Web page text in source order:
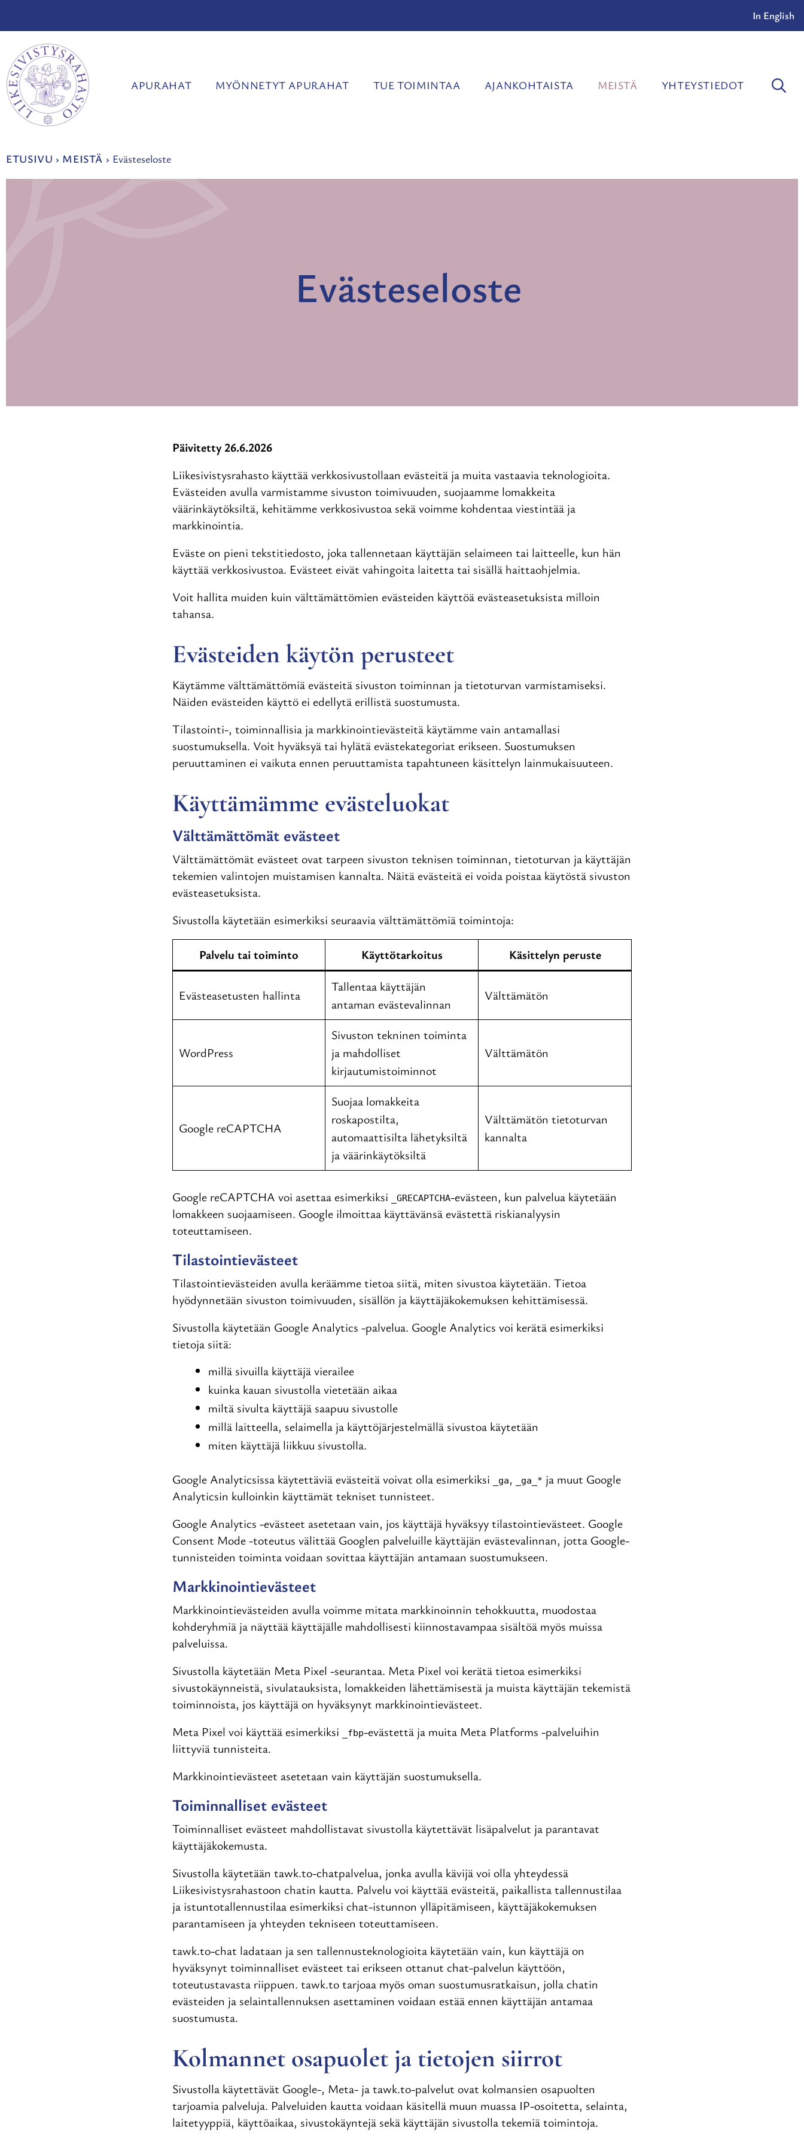
In English
APURAHAT MYÖNNETYT APURAHAT TUE TOIMINTAA AJANKOHTAISTA MEISTÄ YHTEYSTIEDOT
ETUSIVU › MEISTÄ › Evästeseloste
Evästeseloste
Päivitetty 26.6.2026
Liikesivistysrahasto käyttää verkkosivustollaan evästeitä ja muita vastaavia teknologioita.
Evästeiden avulla varmistamme sivuston toimivuuden, suojaamme lomakkeita
väärinkäytöksiltä, kehitämme verkkosivustoa sekä voimme kohdentaa viestintää ja
markkinointia.
Eväste on pieni tekstitiedosto, joka tallennetaan käyttäjän selaimeen tai laitteelle, kun hän
käyttää verkkosivustoa. Evästeet eivät vahingoita laitetta tai sisällä haittaohjelmia.
Voit hallita muiden kuin välttämättömien evästeiden käyttöä evästeasetuksista milloin
tahansa.
Evästeiden käytön perusteet
Käytämme välttämättömiä evästeitä sivuston toiminnan ja tietoturvan varmistamiseksi.
Näiden evästeiden käyttö ei edellytä erillistä suostumusta.
Tilastointi-, toiminnallisia ja markkinointievästeitä käytämme vain antamallasi
suostumuksella. Voit hyväksyä tai hylätä evästekategoriat erikseen. Suostumuksen
peruuttaminen ei vaikuta ennen peruuttamista tapahtuneen käsittelyn lainmukaisuuteen.
Käyttämämme evästeluokat
Välttämättömät evästeet
Välttämättömät evästeet ovat tarpeen sivuston teknisen toiminnan, tietoturvan ja käyttäjän
tekemien valintojen muistamisen kannalta. Näitä evästeitä ei voida poistaa käytöstä sivuston
evästeasetuksista.
Sivustolla käytetään esimerkiksi seuraavia välttämättömiä toimintoja:
Palvelu tai toiminto Käyttötarkoitus Käsittelyn peruste
Evästeasetusten hallinta
Tallentaa käyttäjän
antaman evästevalinnan
Välttämätön
WordPress
Sivuston tekninen toiminta
ja mahdolliset
kirjautumistoiminnot
Välttämätön
Google reCAPTCHA
Suojaa lomakkeita
roskapostilta,
automaattisilta lähetyksiltä
ja väärinkäytöksiltä
Välttämätön tietoturvan
kannalta
Google reCAPTCHA voi asettaa esimerkiksi _GRECAPTCHA-evästeen, kun palvelua käytetään
lomakkeen suojaamiseen. Google ilmoittaa käyttävänsä evästettä riskianalyysin
toteuttamiseen.
Tilastointievästeet
Tilastointievästeiden avulla keräämme tietoa siitä, miten sivustoa käytetään. Tietoa
hyödynnetään sivuston toimivuuden, sisällön ja käyttäjäkokemuksen kehittämisessä.
Sivustolla käytetään Google Analytics -palvelua. Google Analytics voi kerätä esimerkiksi
tietoja siitä:
millä sivuilla käyttäjä vierailee
kuinka kauan sivustolla vietetään aikaa
miltä sivulta käyttäjä saapuu sivustolle
millä laitteella, selaimella ja käyttöjärjestelmällä sivustoa käytetään
miten käyttäjä liikkuu sivustolla.
Google Analyticsissa käytettäviä evästeitä voivat olla esimerkiksi _ga, _ga_* ja muut Google
Analyticsin kulloinkin käyttämät tekniset tunnisteet.
Google Analytics -evästeet asetetaan vain, jos käyttäjä hyväksyy tilastointievästeet. Google
Consent Mode -toteutus välittää Googlen palveluille käyttäjän evästevalinnan, jotta Google-
tunnisteiden toiminta voidaan sovittaa käyttäjän antamaan suostumukseen.
Markkinointievästeet
Markkinointievästeiden avulla voimme mitata markkinoinnin tehokkuutta, muodostaa
kohderyhmiä ja näyttää käyttäjälle mahdollisesti kiinnostavampaa sisältöä myös muissa
palveluissa.
Sivustolla käytetään Meta Pixel -seurantaa. Meta Pixel voi kerätä tietoa esimerkiksi
sivustokäynneistä, sivulatauksista, lomakkeiden lähettämisestä ja muista käyttäjän tekemistä
toiminnoista, jos käyttäjä on hyväksynyt markkinointievästeet.
Meta Pixel voi käyttää esimerkiksi
_fbp-evästettä ja muita Meta Platforms -palveluihin
liittyviä tunnisteita.
Markkinointievästeet asetetaan vain käyttäjän suostumuksella.
Toiminnalliset evästeet
Toiminnalliset evästeet mahdollistavat sivustolla käytettävät lisäpalvelut ja parantavat
käyttäjäkokemusta.
Sivustolla käytetään tawk.to-chatpalvelua, jonka avulla kävijä voi olla yhteydessä
Liikesivistysrahastoon chatin kautta. Palvelu voi käyttää evästeitä, paikallista tallennustilaa
ja istuntotallennustilaa esimerkiksi chat-istunnon ylläpitämiseen, käyttäjäkokemuksen
parantamiseen ja yhteyden tekniseen toteuttamiseen.
tawk.to-chat ladataan ja sen tallennusteknologioita käytetään vain, kun käyttäjä on
hyväksynyt toiminnalliset evästeet tai erikseen ottanut chat-palvelun käyttöön,
toteutustavasta riippuen. tawk.to tarjoaa myös oman suostumusratkaisun, jolla chatin
evästeiden ja selaintallennuksen asettaminen voidaan estää ennen käyttäjän antamaa
suostumusta.
Kolmannet osapuolet ja tietojen siirrot
Sivustolla käytettävät Google-, Meta- ja tawk.to-palvelut ovat kolmansien osapuolten
tarjoamia palveluja. Palveluiden kautta voidaan käsitellä muun muassa IP-osoitetta, selainta,
laitetyyppiä, käyttöaikaa, sivustokäyntejä sekä käyttäjän sivustolla tekemiä toimintoja.